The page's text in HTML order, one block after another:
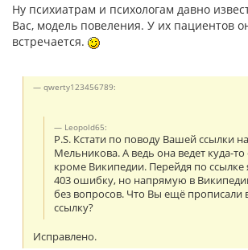
Ну психиатрам и психологам давно
Вас, модель повеления. У их пациентов
встречается.
qwerty123456789:
Leopold65:
P.S. Кстати по поводу Вашей ссылки на
Мельникова. А ведь она ведет куда-
кроме Википедии. Перейдя по ссылке
403 ошибку, но напрямую в
без вопросов. Что Вы ещё прописали
ссылку?
Исправлено.